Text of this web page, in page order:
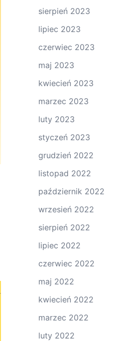
sierpień 2023
lipiec 2023
czerwiec 2023
maj 2023
kwiecień 2023
marzec 2023
luty 2023
styczeń 2023
grudzień 2022
listopad 2022
październik 2022
wrzesień 2022
sierpień 2022
lipiec 2022
czerwiec 2022
maj 2022
kwiecień 2022
marzec 2022
luty 2022